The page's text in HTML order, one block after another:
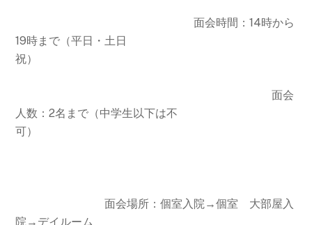
面会時間：14時から
19時まで（平日・土日
祝）
面会
人数：2名まで（中学生以下は不
可）
面会場所：個室入院→個室 大部屋入
院→デイルーム